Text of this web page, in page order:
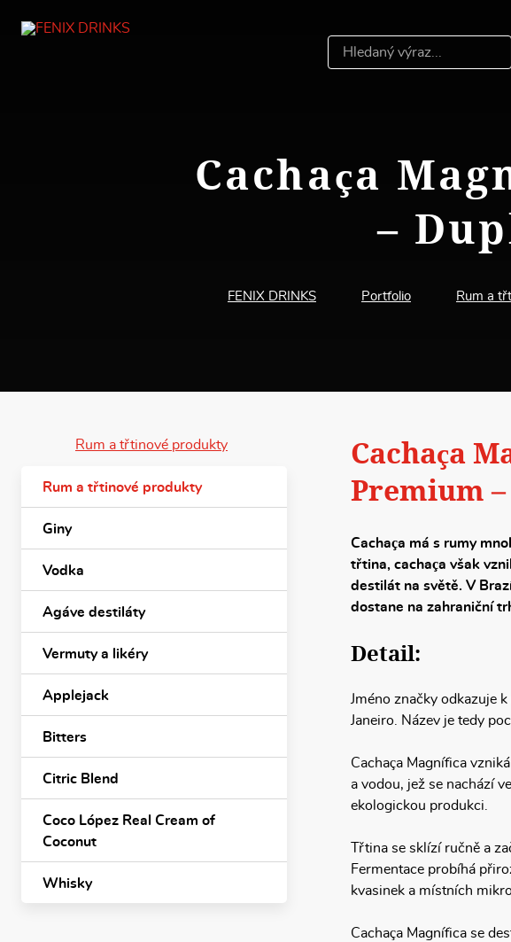
Hledáný
Cachaça
–
FENIX DRINKS Portfolio Rum a
Cachaça
Premium
Cachaça má s rumy
třtina, cachaça však
destilát na světě. V
dostane na zahraniční
Detail:
Jméno značky odkazuje
Janeiro. Název je tedy
Cachaça Magnífica
a vodou, jež se nachází
ekologickou produkci.
Třtina se sklízí ručně a
Fermentace probíhá
kvasinek a místních
Cachaça Magnífica se
Rum a třtinové produkty
Rum a třtinové produkty
Giny
Vodka
Agáve destiláty
Vermuty a likéry
Applejack
Bitters
Citric Blend
Coco López Real Cream of
Coconut
Whisky